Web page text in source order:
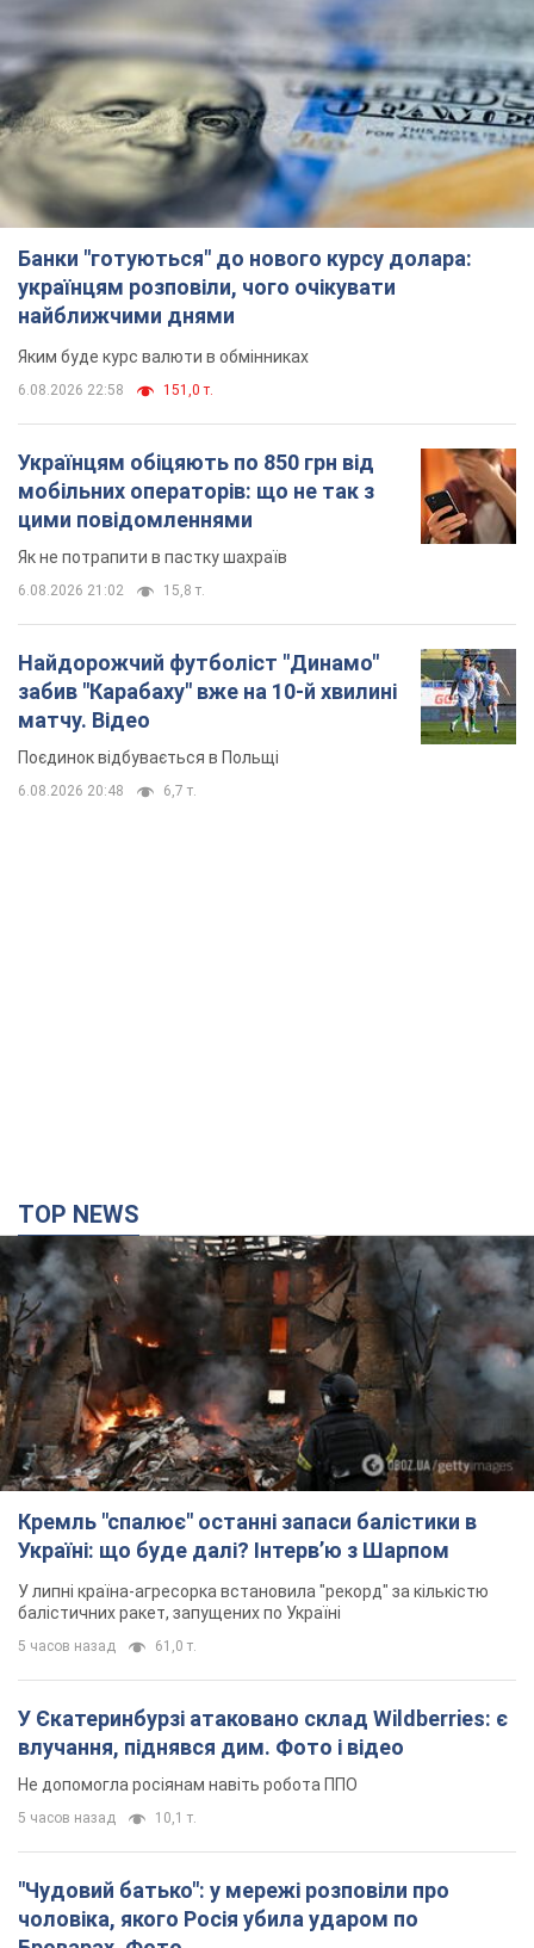
Яким буде курс валюти в обмінниках
6.08.2026 22:58
Українцям обіцяють по 850 грн від
мобільних операторів: що не так з
цими повідомленнями
Як не потрапити в пастку шахраїв
6.08.2026 21:02 15,8 т.
Найдорожчий футболіст "Динамо"
забив "Карабаху" вже на 10-й хвилині
6.08.2026 20:48
Кремль "спалює" останні запаси балістики в
Україні: що буде далі? Інтерв’ю з Шарпом
У липні країна-агресорка встановила "рекорд" за кількістю
балістичних ракет, запущених по Україні
5 часов назад 61,0 т.
У Єкатеринбурзі атаковано склад Wildberries: є
влучання, піднявся дим. Фото і відео
Не допомогла росіянам навіть робота ППО
"Чудовий батько": у мережі розповіли про
чоловіка, якого Росія убила ударом по
Броварах. Фото
3 часа назад